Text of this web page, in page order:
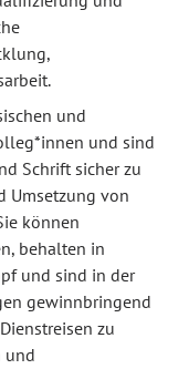
und
und sind
Schrift sicher zu
Umsetzung von
können
behalten in
und sind in der
gewinnbringend
zu
und